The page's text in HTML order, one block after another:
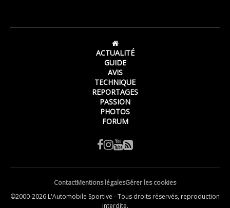
ACTUALITÉ
GUIDE
AVIS
TECHNIQUE
REPORTAGES
PASSION
PHOTOS
FORUM
ContactMentions légalesGérer les cookies
©2000-2026 L'Automobile Sportive - Tous droits réservés, reproduction
interdite.